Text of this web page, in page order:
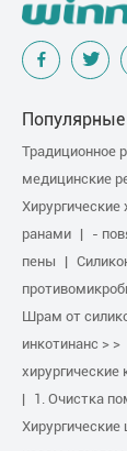
Традиционное
медицинские
Хирургические
ранами
-
пены
Шрам от
инкотинанс > >
1. Очистка